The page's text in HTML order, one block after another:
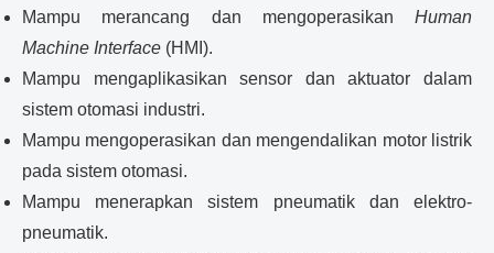
Mampu merancang dan mengoperasikan Human
Machine Interface (HMI).
Mampu mengaplikasikan sensor dan aktuator dalam
sistem otomasi industri.
Mampu mengoperasikan dan mengendalikan motor listrik
pada sistem otomasi.
Mampu menerapkan sistem pneumatik dan elektro-
pneumatik.